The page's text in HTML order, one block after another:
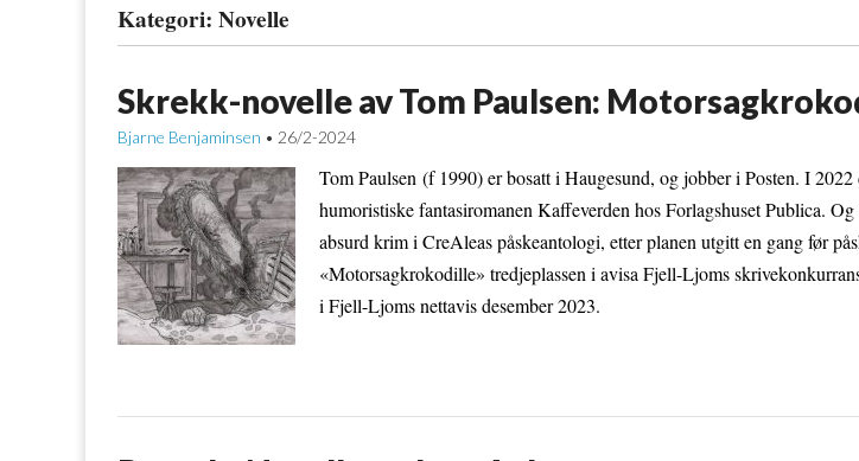
Kategori: Novelle
Skrekk-novelle av Tom Paulsen:
Bjarne Benjaminsen • 26/2-2024
Tom Paulsen (f 1990) er bosatt i Haugesund, og jobber i Posten. I
humoristiske fantasiromanen Kaffeverden hos Forlagshuset Publica.
absurd krim i CreAleas påskeantologi, etter planen utgitt en gang før
«Motorsagkrokodille» tredjeplassen i avisa Fjell-Ljoms
i Fjell-Ljoms nettavis desember 2023.